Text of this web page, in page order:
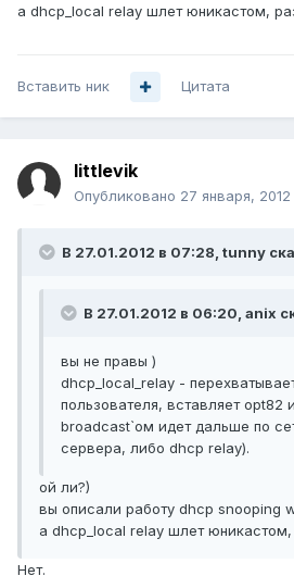
а dhcp_local relay шлет юникастом,
Вставить ник Цитата
littlevik
Опубликовано 27 января, 2012
В 27.01.2012 в 07:28, tunny
В 27.01.2012 в 06:20, anix
вы не правы )
dhcp_local_relay -
пользователя, вставляет opt82
broadcast`ом идет дальше по
сервера, либо dhcp relay).
ой ли?)
вы описали работу dhcp snooping
а dhcp_local relay шлет юникастом,
Нет.